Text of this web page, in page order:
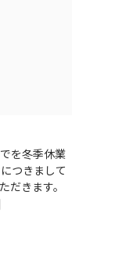
を冬季休業
つきまして
だきます。